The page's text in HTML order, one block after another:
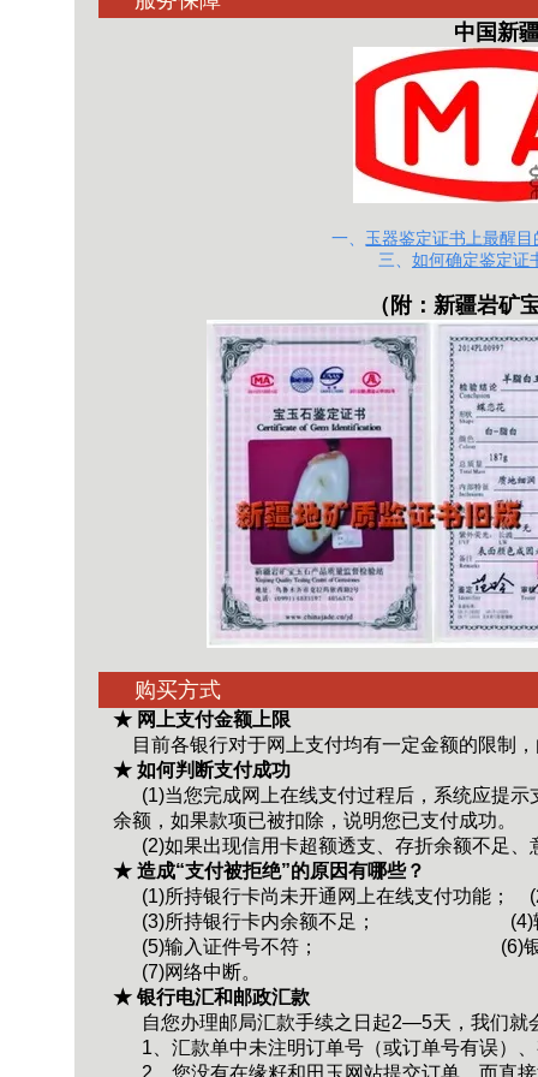
中国新疆
一、 玉器鉴定证书上最醒
三、 如何确定鉴定证
（附： 新疆岩矿
购买方式
★ 网上支付金额上限
目前各银行对于网上支付均有一定金额的限制
★ 如何判断支付成功
(1)当您完成网上在线支付过程后，系统应提示
余额，如果款项已被扣除，说明您已支付成功。
(2)如果出现信用卡超额透支、存折余额不足、
★ 造成“支付被拒绝”的原因有哪些？
(1)所持银行卡尚未开通网上在线支付功能；
(3)所持银行卡内余额不足；
(5)输入证件号不符； (6)
(7)网络中断。
★ 银行电汇和邮政汇款
自您办理邮局汇款手续之日起2—5天，我们就
1、汇款单中未注明订单号（或订单号有误）
2、您没有在缘籽和田玉网站提交订单，而直